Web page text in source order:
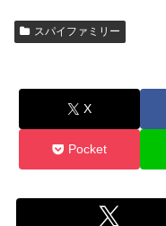
スパイファミリー
X
Pocket